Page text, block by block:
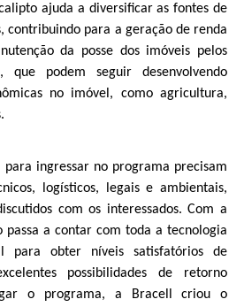
ajuda a diversificar as fontes de
contribuindo para a geração de renda
da posse dos imóveis pelos
que podem seguir desenvolvendo
no imóvel, como agricultura,
para ingressar no programa precisam
logísticos, legais e ambientais,
com os interessados. Com a
a contar com toda a tecnologia
para obter níveis satisfatórios de
possibilidades de retorno
o programa, a Bracell criou o